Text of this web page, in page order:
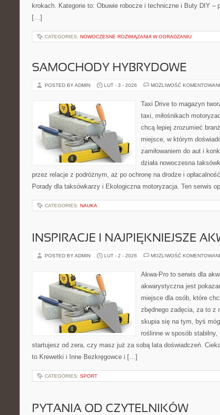
krokach. Kategorie to: Obuwie robocze i techniczne i Buty DIY –
[…]
CATEGORIES: NOWOCZESNE ROZWIĄZANIA W OGRADZANIU
SAMOCHODY HYBRYDOWE
POSTED BY ADMIN LUT - 3 - 2026 MOŻLIWOŚĆ
Taxi Drive to magazyn
taxi, miłośnikach
chcą lepiej zrozumieć
miejsce, w którym
zamiłowaniem do aut i
działa nowoczesna
przez relacje z podróżnym, aż po ochronę na drodze i
Porady dla taksówkarzy i Ekologiczna motoryzacja. Ten serwis
CATEGORIES: NAUKA
INSPIRACJE I NAJPIĘKNIEJSZE
POSTED BY ADMIN LUT - 2 - 2026 MOŻLIWOŚĆ
Akwa-Pro to serwis dla
akwarystyczna jest
miejsce dla osób, które
zbędnego zadęcia, za to z
skupia się na tym, byś
roślinne w sposób
startujesz od zera, czy masz już za sobą lata doświadczeń.
to Krewetki i Inne Bezkręgowce i […]
CATEGORIES: SPORT
PYTANIA OD CZYTELNIKÓW